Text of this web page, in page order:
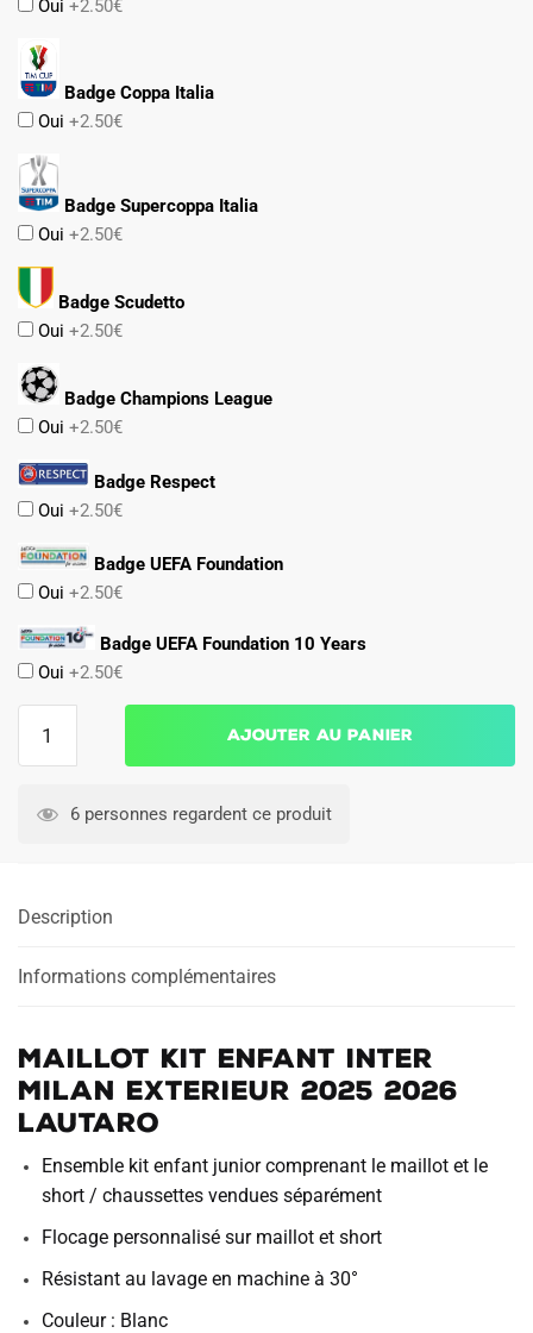
Oui +2.50€
Badge Coppa Italia
Oui +2.50€
Badge Supercoppa Italia
Oui +2.50€
Badge Scudetto
Oui +2.50€
Badge Champions League
Oui +2.50€
Badge Respect
Oui +2.50€
Badge UEFA Foundation
Oui +2.50€
Badge UEFA Foundation 10 Years
Oui +2.50€
Exterieur
2026
Ajouter au panier
6 personnes regardent ce produit
Description
Informations complémentaires
Maillot Kit Enfant Inter
Milan Exterieur 2025 2026
Lautaro
Ensemble kit enfant junior comprenant le maillot et le
short / chaussettes vendues séparément
Flocage personnalisé sur maillot et short
Résistant au lavage en machine à 30°
Couleur : Blanc